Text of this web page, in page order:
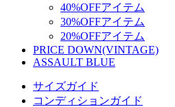
40%OFFアイテム
30%OFFアイテム
20%OFFアイテム
PRICE DOWN(VINTAGE)
ASSAULT BLUE
サイズガイド
コンディションガイド